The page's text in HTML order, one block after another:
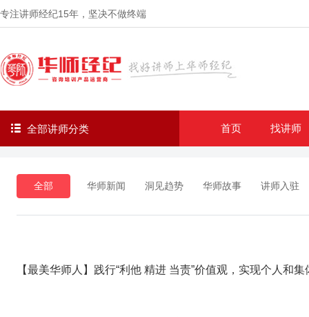
专注讲师经纪15年 ，坚决不做终端
全部讲师分类 首页 找讲师
全部 华师新闻 洞见趋势 华师故事 讲师入驻
【最美华师人】践行“利他 精进 当责”价值观，实现个人和集